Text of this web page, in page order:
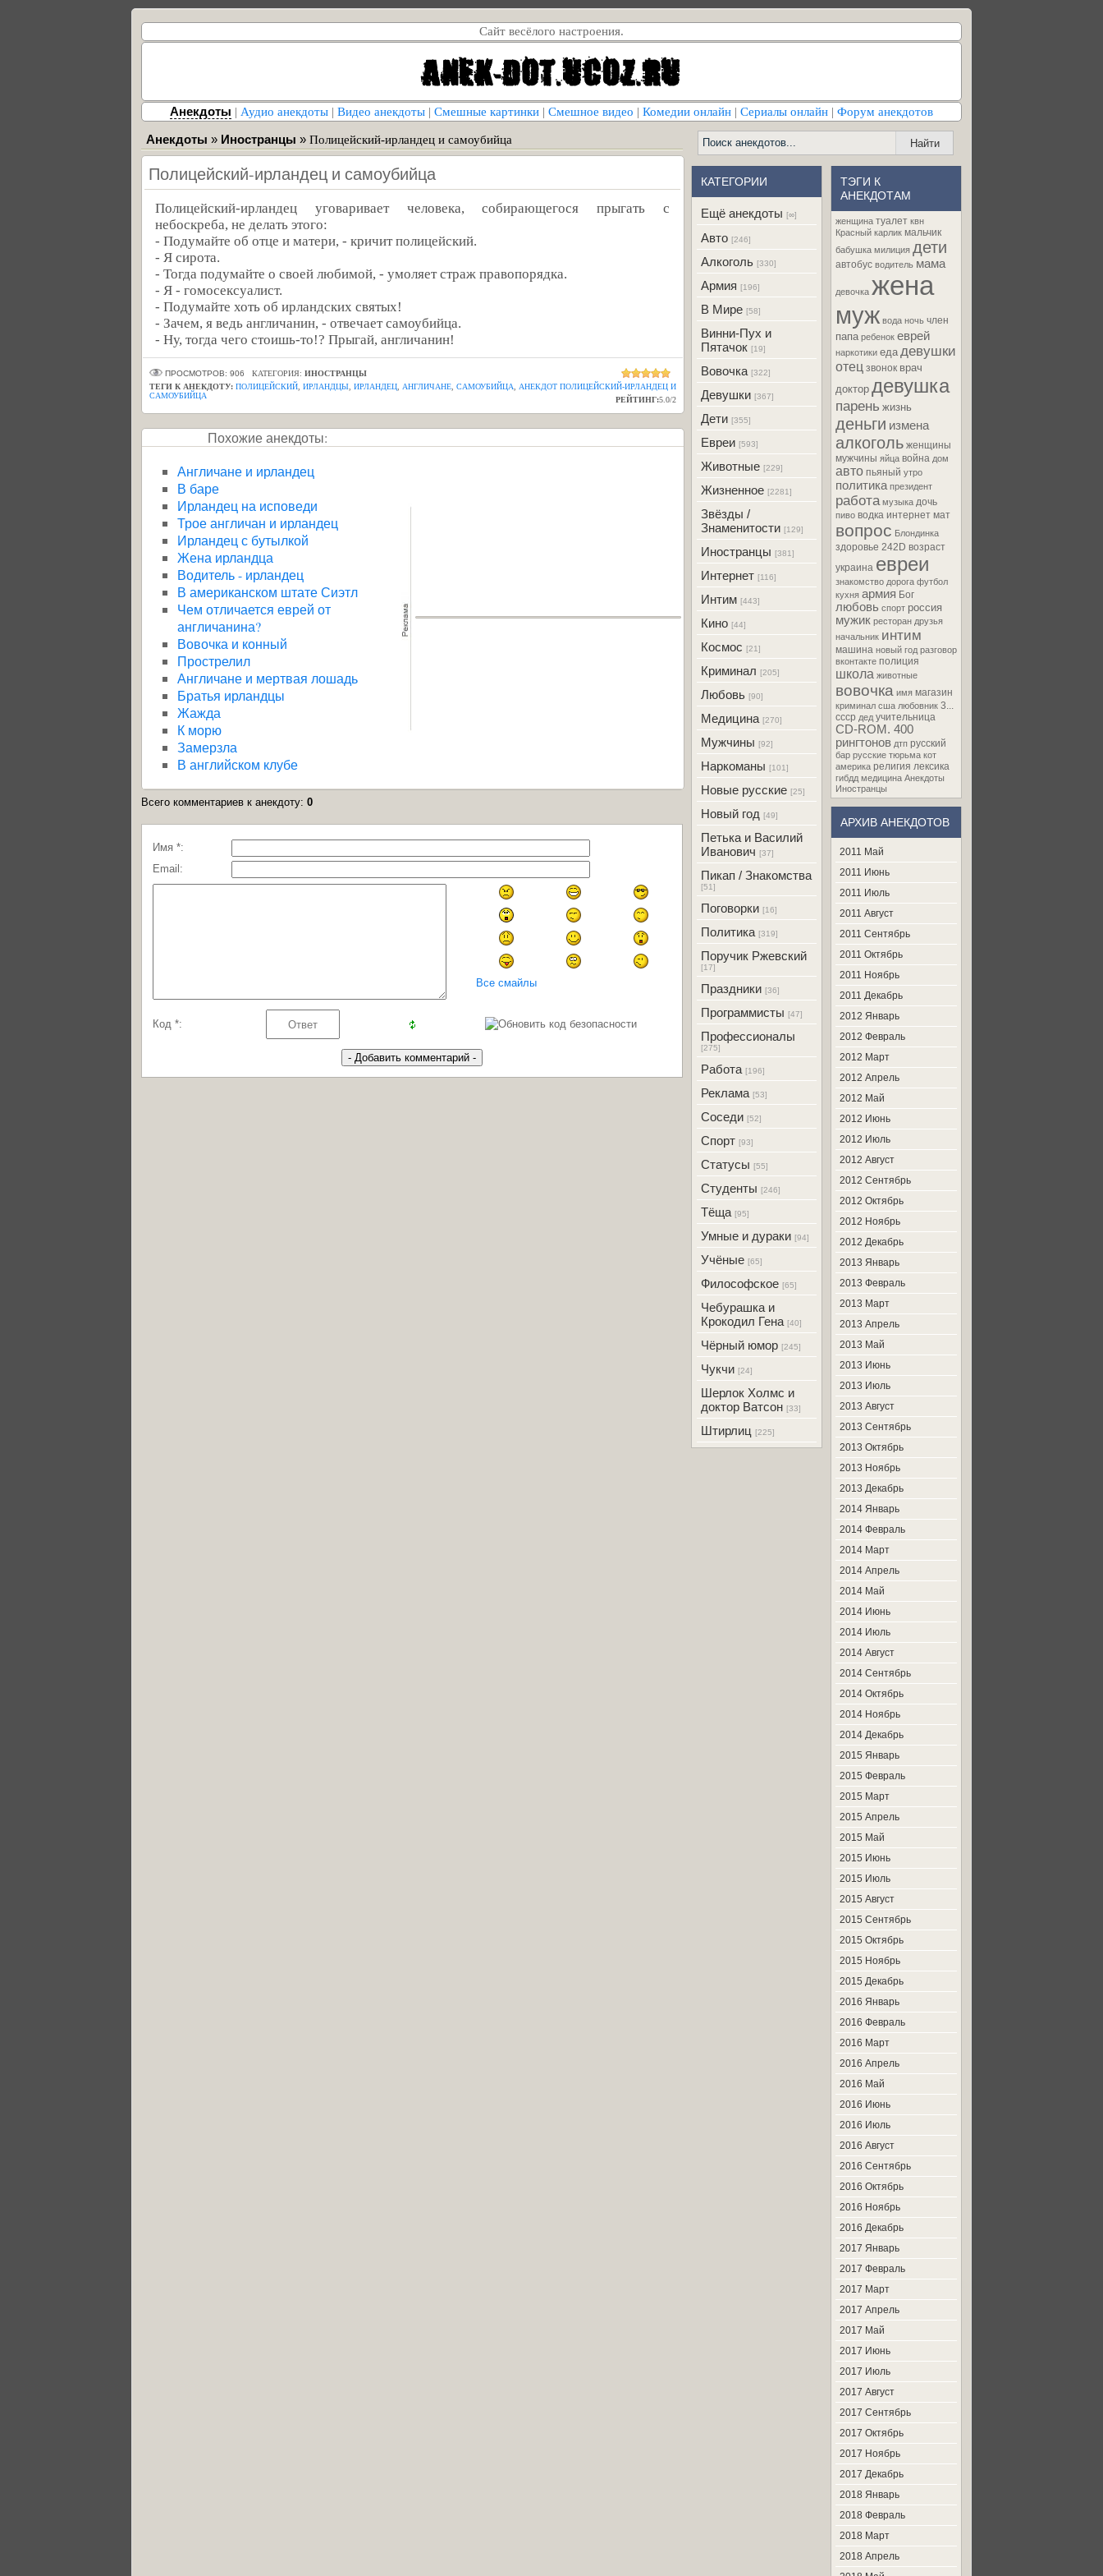
Сайт весёлого настроения.
Анекдоты | Аудио анекдоты | Видео анекдоты | Смешные картинки | Смешное видео | Комедии онлайн | Сериалы онлайн | Форум анекдотов
Анекдоты » Иностранцы » Полицейский-ирландец и самоубийца
Полицейский-ирландец и самоубийца
Полицейский-ирландец уговаривает человека, собирающегося прыгать с
небоскреба, не делать этого:
- Подумайте об отце и матери, - кричит полицейский.
- Я сирота.
- Тогда подумайте о своей любимой, - умоляет страж правопорядка.
- Я - гомосексуалист.
- Подумайте хоть об ирландских святых!
- Зачем, я ведь англичанин, - отвечает самоубийца.
- Ну, тогда чего стоишь-то!? Прыгай, англичанин!
ПРОСМОТРОВ: 906 КАТЕГОРИЯ: ИНОСТРАНЦЫ
ТЕГИ К АНЕКДОТУ: ПОЛИЦЕЙСКИЙ ИРЛАНДЦЫ ИРЛАНДЕЦ АНГЛИЧАНЕ САМОУБИЙЦА
АНЕКДОТ ПОЛИЦЕЙСКИЙ-ИРЛАНДЕЦ И
САМОУБИЙЦА
РЕЙТИНГ:5.0/2
Похожие анекдоты:
Англичане и ирландец
В баре
Ирландец на исповеди
Трое англичан и ирландец
Ирландец с бутылкой
Жена ирландца
Водитель - ирландец
В американском штате Сиэтл
Чем отличается еврей от
англичанина?
Вовочка и конный
Прострелил
Англичане и мертвая лошадь
Братья ирландцы
Жажда
К морю
Замерзла
В английском клубе
Всего комментариев к анекдоту: 0
Имя *:
Email:
Все смайлы
Код *:
КАТЕГОРИИ
Ещё анекдоты [∞]
Авто [246]
Алкоголь [330]
Армия [196]
В Мире [58]
Винни-Пух и
Пятачок [19]
Вовочка [322]
Девушки [367]
Дети [355]
Евреи [593]
Животные [229]
Жизненное [2281]
Звёзды /
Знаменитости [129]
Иностранцы [381]
Интернет [116]
Интим [443]
Кино [44]
Космос [21]
Криминал [205]
Любовь [90]
Медицина [270]
Мужчины [92]
Наркоманы [101]
Новые русские [25]
Новый год [49]
Петька и Василий
Иванович [37]
Пикап / Знакомства
[51]
Поговорки [16]
Политика [319]
Поручик Ржевский
[17]
Праздники [36]
Программисты [47]
Профессионалы
[275]
Работа [196]
Реклама [53]
Соседи [52]
Спорт [93]
Статусы [55]
Студенты [246]
Тёща [95]
Умные и дураки [94]
Учёные [65]
Философское [65]
Чебурашка и
Крокодил Гена [40]
Чёрный юмор [245]
Чукчи [24]
Шерлок Холмс и
доктор Ватсон [33]
Штирлиц [225]
ТЭГИ К
АНЕКДОТАМ
женщина туалет квн
Красный карлик мальчик
бабушка милиция дети
автобус водитель мама
девочка жена
муж вода ночь член
папа ребенок еврей
наркотики еда девушки
отец звонок врач
доктор девушка
парень жизнь
деньги измена
алкоголь женщины
мужчины яйца война дом
авто пьяный утро
политика президент
работа музыка дочь
пиво водка интернет мат
вопрос Блондинка
здоровье 242D возраст
украина евреи
знакомство дорога футбол
кухня армия Бог
любовь спорт россия
мужик ресторан друзья
начальник интим
машина новый год разговор
вконтакте полиция
школа животные
вовочка имя магазин
криминал сша любовник 3...
ссср дед учительница
CD-ROM. 400
рингтонов дтп русский
бар русские тюрьма кот
америка религия лексика
гибдд медицина Анекдоты
Иностранцы
АРХИВ АНЕКДОТОВ
2011 Май
2011 Июнь
2011 Июль
2011 Август
2011 Сентябрь
2011 Октябрь
2011 Ноябрь
2011 Декабрь
2012 Январь
2012 Февраль
2012 Март
2012 Апрель
2012 Май
2012 Июнь
2012 Июль
2012 Август
2012 Сентябрь
2012 Октябрь
2012 Ноябрь
2012 Декабрь
2013 Январь
2013 Февраль
2013 Март
2013 Апрель
2013 Май
2013 Июнь
2013 Июль
2013 Август
2013 Сентябрь
2013 Октябрь
2013 Ноябрь
2013 Декабрь
2014 Январь
2014 Февраль
2014 Март
2014 Апрель
2014 Май
2014 Июнь
2014 Июль
2014 Август
2014 Сентябрь
2014 Октябрь
2014 Ноябрь
2014 Декабрь
2015 Январь
2015 Февраль
2015 Март
2015 Апрель
2015 Май
2015 Июнь
2015 Июль
2015 Август
2015 Сентябрь
2015 Октябрь
2015 Ноябрь
2015 Декабрь
2016 Январь
2016 Февраль
2016 Март
2016 Апрель
2016 Май
2016 Июнь
2016 Июль
2016 Август
2016 Сентябрь
2016 Октябрь
2016 Ноябрь
2016 Декабрь
2017 Январь
2017 Февраль
2017 Март
2017 Апрель
2017 Май
2017 Июнь
2017 Июль
2017 Август
2017 Сентябрь
2017 Октябрь
2017 Ноябрь
2017 Декабрь
2018 Январь
2018 Февраль
2018 Март
2018 Апрель